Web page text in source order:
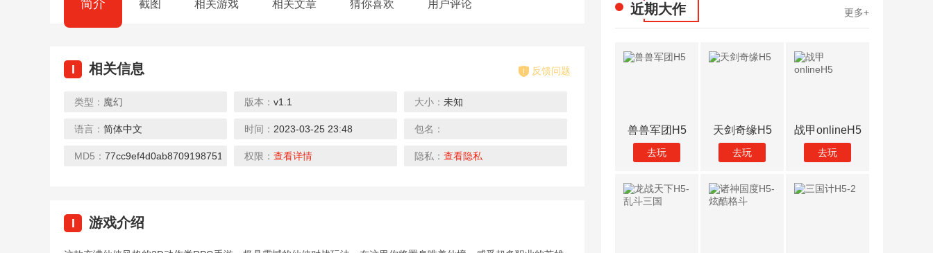
简介 截图 相关游戏 相关文章 猜你喜欢 用户评论
I 相关信息 反馈问题
类型： 魔幻 版本： v1.1 大小： 未知
语言： 简体中文 时间： 2023-03-25 23:48 包名：
MD5： 77cc9ef4d0ab8709198751b8e2706fcc
权限： 查看详情 隐私： 查看隐私
I 游戏介绍
近期大作 更多+
兽兽军团H5
去玩 去玩
战甲onlineH5
去玩
破天刀（测试）
去玩
兽兽军团H5
去玩
天剑奇缘H5
去玩
战甲onlineH5
去玩